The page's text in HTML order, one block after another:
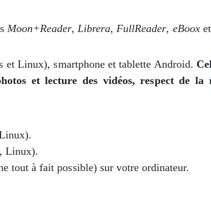
Moon+Reader, Librera,FullReader, eBooxet
et Linux), smartphone et tablette Android.
et lecture des vidéos, respect de la
Linux).
tout à fait possible) sur votre ordinateur.